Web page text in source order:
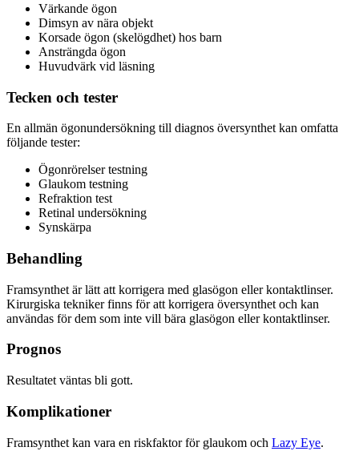
Värkande ögon
Dimsyn av nära objekt
Korsade ögon (skelögdhet) hos barn
Ansträngda ögon
Huvudvärk vid läsning
Tecken och tester
En allmän ögonundersökning till diagnos översynthet kan omfatta
följande tester:
Ögonrörelser testning
Glaukom testning
Refraktion test
Retinal undersökning
Synskärpa
Behandling
Framsynthet är lätt att korrigera med glasögon eller kontaktlinser.
Kirurgiska tekniker finns för att korrigera översynthet och kan
användas för dem som inte vill bära glasögon eller kontaktlinser.
Prognos
Resultatet väntas bli gott.
Komplikationer
Framsynthet kan vara en riskfaktor för glaukom och Lazy Eye.